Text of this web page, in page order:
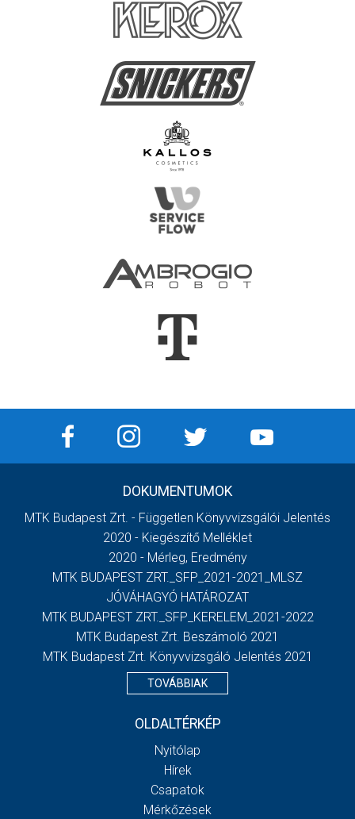
DOKUMENTUMOK
MTK Budapest Zrt. - Független Könyvvizsgálói Jelentés
2020 - Kiegészítő Melléklet
2020 - Mérleg, Eredmény
MTK BUDAPEST ZRT._SFP_2021-2021_MLSZ
JÓVÁHAGYÓ HATÁROZAT
MTK BUDAPEST ZRT._SFP_KERELEM_2021-2022
MTK Budapest Zrt. Beszámoló 2021
MTK Budapest Zrt. Könyvvizsgáló Jelentés 2021
TOVÁBBIAK
OLDALTÉRKÉP
Nyitólap
Hírek
Csapatok
Mérkőzések